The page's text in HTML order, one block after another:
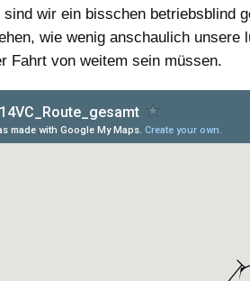
wir ein bisschen betriebsblind
wie wenig anschaulich unsere
Fahrt von weitem sein müssen.